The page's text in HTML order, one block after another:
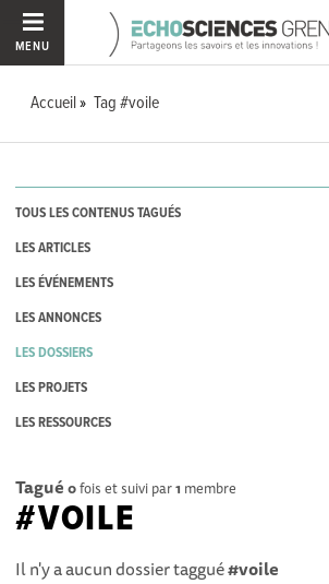
MENU
Accueil Tag #voile
TOUS LES CONTENUS TAGUÉS
LES ARTICLES
LES ÉVÉNEMENTS
LES ANNONCES
LES DOSSIERS
LES PROJETS
LES RESSOURCES
Tagué 0fois et suivi par1 membre
#VOILE
Il n'y a aucun dossier taggué#voile